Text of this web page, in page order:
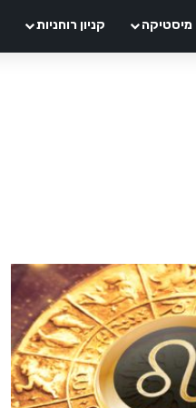
מיסטיקה קניון רוחניות